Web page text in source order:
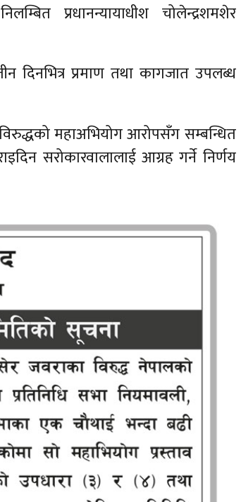
प्रधानन्यायाधीश चोलेन्द्रशमशेर
दिनभित्र प्रमाण तथा कागजात उपलब्ध
महाअभियोग आरोपसँग सम्बन्धित
सरोकारवालालाई आग्रह गर्ने निर्णय